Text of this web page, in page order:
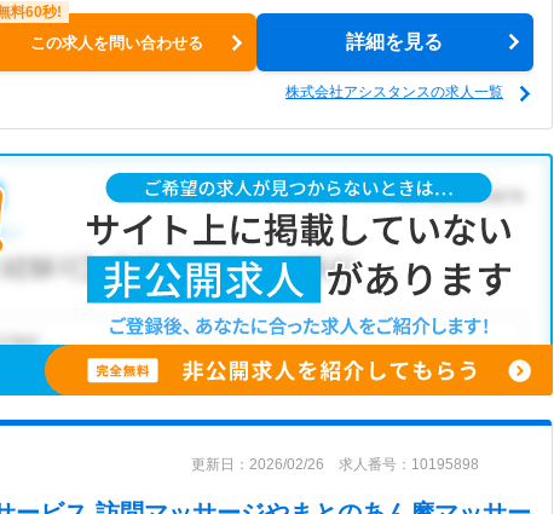
この求人を問い合わせる 詳細を見る
株式会社アシスタンスの求人一覧
更新日：2026/02/26 求人番号：10195898